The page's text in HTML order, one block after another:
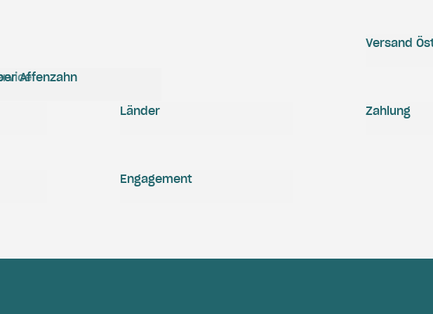
Affenzahn
Versand
Zahlung
Engagement
Länder